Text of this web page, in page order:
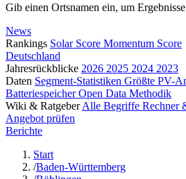
Gib einen Ortsnamen ein, um
News
Rankings Solar Score Momentum Score
Deutschland
Jahresrückblicke 2026 2025 2024 2023
Daten Segment-Statistiken Größte PV-
BatteriespeicherOpen Data Methodik
Wiki & Ratgeber Alle Begriffe Rechner
Angebot prüfen
Berichte
Start
/Baden-Württemberg